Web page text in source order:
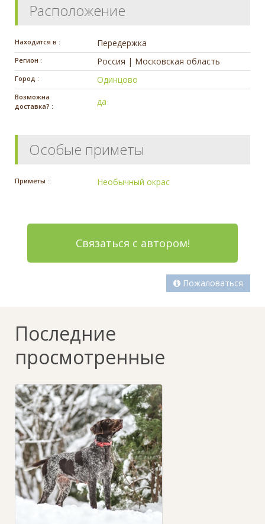
Расположение
Находится в : Передержка
Регион : Россия | Московская область
Город : Одинцово
Возможна
доставка? :
да
Особые приметы
Приметы : Необычный окрас
Связаться с автором!
Пожаловаться
Последние
просмотренные